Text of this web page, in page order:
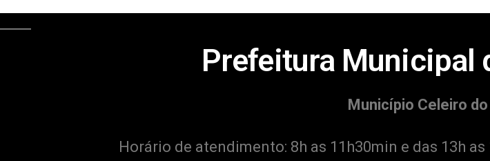
Prefeitura Municipal
Município Celeiro
Horário de atendimento: 8h as 11h30min e das 13h as